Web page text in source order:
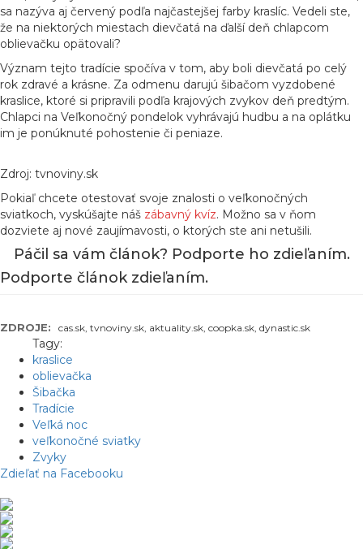
sa nazýva aj červený podľa najčastejšej farby kraslíc. Vedeli ste,
že na niektorých miestach dievčatá na ďalší deň chlapcom
oblievačku opätovali?
Význam tejto tradície spočíva v tom, aby boli dievčatá po celý
rok zdravé a krásne. Za odmenu darujú šibačom vyzdobené
kraslice, ktoré si pripravili podľa krajových zvykov deň predtým.
Chlapci na Veľkonočný pondelok vyhrávajú hudbu a na oplátku
im je ponúknuté pohostenie či peniaze.
Zdroj: tvnoviny.sk
Pokiaľ chcete otestovať svoje znalosti o veľkonočných
sviatkoch, vyskúšajte náš zábavný kvíz. Možno sa v ňom
dozviete aj nové zaujímavosti, o ktorých ste ani netušili.
Páčil sa vám článok? Podporte ho zdieľaním.
Podporte článok zdieľaním.
ZDROJE: cas.sk, tvnoviny.sk, aktuality.sk, coopka.sk, dynastic.sk
Tagy:
kraslice
oblievačka
Šibačka
Tradície
Veľká noc
veľkonočné sviatky
Zvyky
Zdieľať na Facebooku